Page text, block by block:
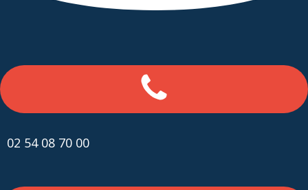
02 54 08 70 00